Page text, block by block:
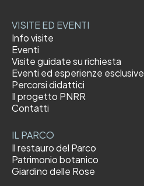
VISITE ED EVENTI
Info visite
Eventi
Visite guidate su richiesta
Eventi ed esperienze esclusive
Percorsi didattici
Il progetto PNRR
Contatti
IL PARCO
Il restauro del Parco
Patrimonio botanico
Giardino delle Rose